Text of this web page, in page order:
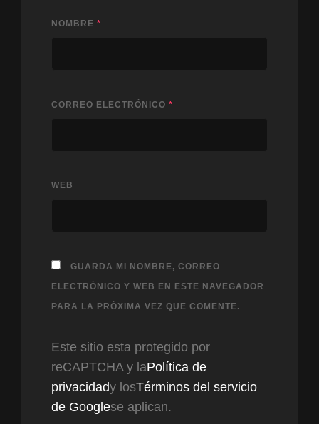
NOMBRE *
CORREO ELECTRÓNICO *
WEB
GUARDA MI NOMBRE, CORREO
ELECTRÓNICO Y WEB EN ESTE NAVEGADOR
PARA LA PRÓXIMA VEZ QUE COMENTE.
Este sitio esta protegido por
reCAPTCHA y laPolítica de
privacidady losTérminos del servicio
de Googlese aplican.